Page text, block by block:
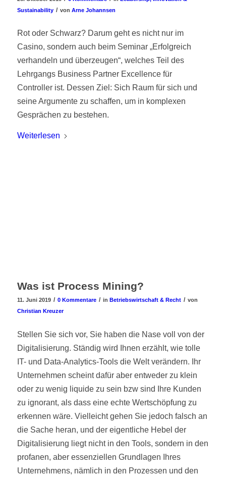
Sustainability / von Arne Johannsen
Rot oder Schwarz? Darum geht es nicht nur im
Casino, sondern auch beim Seminar „Erfolgreich
verhandeln und überzeugen“, welches Teil des
Lehrgangs Business Partner Excellence für
Controller ist. Dessen Ziel: Sich Raum für sich und
seine Argumente zu schaffen, um in komplexen
Gesprächen zu bestehen.
Weiterlesen
Was ist Process Mining?
11. Juni 2019 / 0 Kommentare / in Betriebswirtschaft & Recht / von
Christian Kreuzer
Stellen Sie sich vor, Sie haben die Nase voll von der
Digitalisierung. Ständig wird Ihnen erzählt, wie tolle
IT- und Data-Analytics-Tools die Welt verändern. Ihr
Unternehmen scheint dafür aber entweder zu klein
oder zu wenig liquide zu sein bzw sind Ihre Kunden
zu ignorant, als dass eine echte Wertschöpfung zu
erkennen wäre. Vielleicht gehen Sie jedoch falsch an
die Sache heran, und der eigentliche Hebel der
Digitalisierung liegt nicht in den Tools, sondern in den
profanen, aber essenziellen Grundlagen Ihres
Unternehmens, nämlich in den Prozessen und den